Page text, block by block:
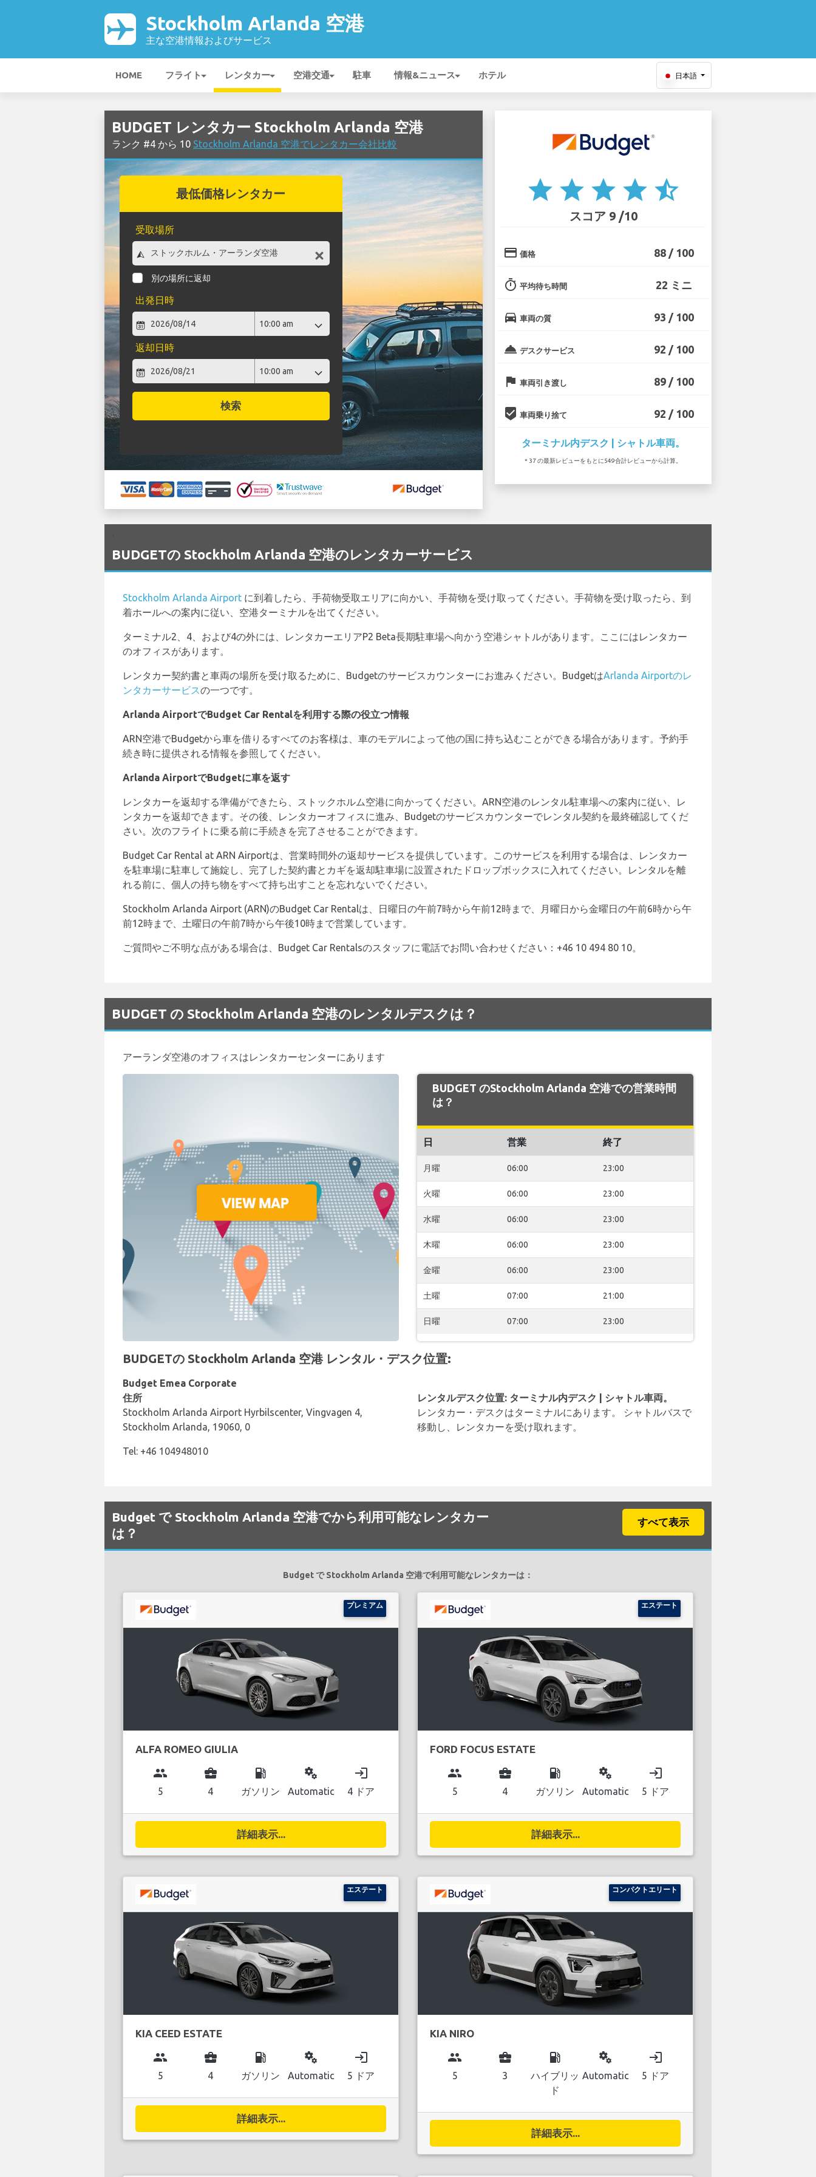
Stockholm Arlanda 空港
主な空港情報およびサービス
HOME フライト レンタカー 空港交通 駐車 情報&ニュース ホテル 日本語
BUDGET レンタカー Stockholm Arlanda 空港
ランク #4 から 10 Stockholm Arlanda 空港でレンタカー会社比較
最低価格レンタカー
受取場所
別の場所に返却
出発日時
返却日時
検索
star star star star star_half
スコア 9 /10
credit_card 価格 88 / 100
timer 平均待ち時間 22 ミニ
directions_car 車両の質 93 / 100
room_service デスクサービス 92 / 100
flag 車両引き渡し 89 / 100
beenhere 車両乗り捨て 92 / 100
ターミナル内デスク | シャトル車両。
* 37 の最新レビューをもとに549合計レビューから計算。
BUDGETの Stockholm Arlanda 空港のレンタカーサービス
Stockholm Arlanda Airport に到着したら、手荷物受取エリアに向かい、手荷物を受け取ってください。手荷物を受け取ったら、到
着ホールへの案内に従い、空港ターミナルを出てください。
ターミナル2、4、および4の外には、レンタカーエリアP2 Beta長期駐車場へ向かう空港シャトルがあります。ここにはレンタカー
のオフィスがあります。
レンタカー契約書と車両の場所を受け取るために、Budgetのサービスカウンターにお進みください。BudgetはArlanda Airportのレ
ンタカーサービスの一つです。
Arlanda AirportでBudget Car Rentalを利用する際の役立つ情報
ARN空港でBudgetから車を借りるすべてのお客様は、車のモデルによって他の国に持ち込むことができる場合があります。予約手
続き時に提供される情報を参照してください。
Arlanda AirportでBudgetに車を返す
レンタカーを返却する準備ができたら、ストックホルム空港に向かってください。ARN空港のレンタル駐車場への案内に従い、レ
ンタカーを返却できます。その後、レンタカーオフィスに進み、Budgetのサービスカウンターでレンタル契約を最終確認してくだ
さい。次のフライトに乗る前に手続きを完了させることができます。
Budget Car Rental at ARN Airportは、営業時間外の返却サービスを提供しています。このサービスを利用する場合は、レンタカー
を駐車場に駐車して施錠し、完了した契約書とカギを返却駐車場に設置されたドロップボックスに入れてください。レンタルを離
れる前に、個人の持ち物をすべて持ち出すことを忘れないでください。
Stockholm Arlanda Airport (ARN)のBudget Car Rentalは、日曜日の午前7時から午前12時まで、月曜日から金曜日の午前6時から午
前12時まで、土曜日の午前7時から午後10時まで営業しています。
ご質問やご不明な点がある場合は、Budget Car Rentalsのスタッフに電話でお問い合わせください：+46 10 494 80 10。
BUDGET の Stockholm Arlanda 空港のレンタルデスクは？
アーランダ空港のオフィスはレンタカーセンターにあります
BUDGET のStockholm Arlanda 空港での営業時間
は？
日 営業 終了
月曜 06:00 23:00
火曜 06:00 23:00
水曜 06:00 23:00
木曜 06:00 23:00
金曜 06:00 23:00
土曜 07:00 21:00
日曜 07:00 23:00
BUDGETの Stockholm Arlanda 空港 レンタル・デスク位置:
Budget Emea Corporate
住所
Stockholm Arlanda Airport Hyrbilscenter, Vingvagen 4,
Stockholm Arlanda, 19060, 0
Tel: +46 104948010
レンタルデスク位置: ターミナル内デスク | シャトル車両。
レンタカー・デスクはターミナルにあります。 シャトルバスで
移動し、レンタカーを受け取れます。
Budget で Stockholm Arlanda 空港でから利用可能なレンタカー
は？
すべて表示
Budget で Stockholm Arlanda 空港で利用可能なレンタカーは：
プレミアム
ALFA ROMEO GIULIA
group
5
business_center
4
local_gas_station
ガソリン
miscellaneous_services
Automatic
login
4 ドア
詳細表示...
エステート
FORD FOCUS ESTATE
group
5
business_center
4
local_gas_station
ガソリン
miscellaneous_services
Automatic
login
5 ドア
詳細表示...
エステート
KIA CEED ESTATE
group
5
business_center
4
local_gas_station
ガソリン
miscellaneous_services
Automatic
login
5 ドア
詳細表示...
コンパクトエリート
KIA NIRO
group
5
business_center
3
local_gas_station
ハイブリッ
ド
miscellaneous_services
Automatic
login
5 ドア
詳細表示...